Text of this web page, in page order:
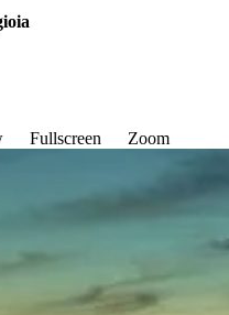
Fullscreen Zoom